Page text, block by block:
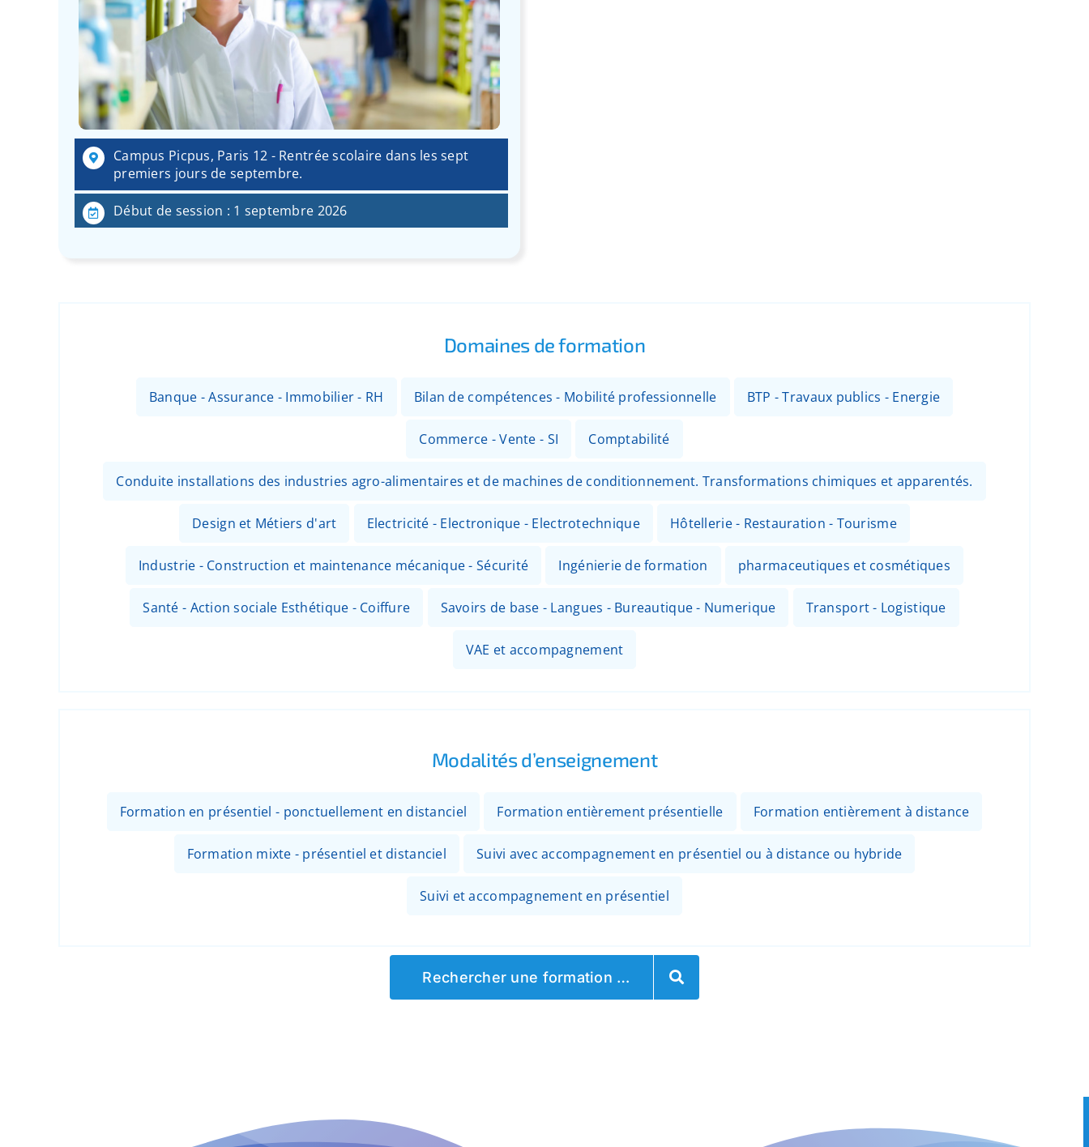
Campus Picpus, Paris 12 - Rentrée scolaire dans les sept
premiers jours de septembre.
Début de session : 1 septembre 2026
Domaines de formation
Banque - Assurance - Immobilier - RH Bilan de compétences - Mobilité professionnelle BTP - Travaux publics - Energie
Commerce - Vente - SI Comptabilité
Conduite installations des industries agro-alimentaires et de machines de conditionnement. Transformations chimiques et apparentés.
Design et Métiers d'art Electricité - Electronique - Electrotechnique Hôtellerie - Restauration - Tourisme
Industrie - Construction et maintenance mécanique - Sécurité Ingénierie de formation pharmaceutiques et cosmétiques
Santé - Action sociale Esthétique - Coiffure Savoirs de base - Langues - Bureautique - Numerique Transport - Logistique
VAE et accompagnement
Modalités d’enseignement
Formation en présentiel - ponctuellement en distanciel Formation entièrement présentielle Formation entièrement à distance
Formation mixte - présentiel et distanciel Suivi avec accompagnement en présentiel ou à distance ou hybride
Suivi et accompagnement en présentiel
Rechercher une formation …